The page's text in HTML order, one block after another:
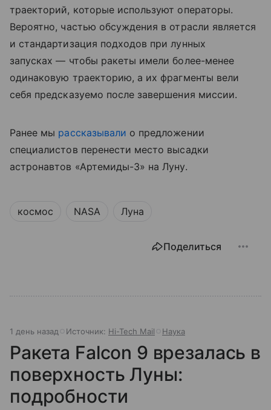
траекторий, которые используют операторы.
Вероятно, частью обсуждения в отрасли является
и стандартизация подходов при лунных
запусках — чтобы ракеты имели более-менее
одинаковую траекторию, а их фрагменты вели
себя предсказуемо после завершения миссии.
Ранее мы рассказывали о предложении
специалистов перенести место высадки
астронавтов «Артемиды-3» на Луну.
космос NASA Луна
Поделиться
1 день назад Источник: Hi-Tech Mail Наука
Ракета Falcon 9 врезалась в
поверхность Луны:
подробности